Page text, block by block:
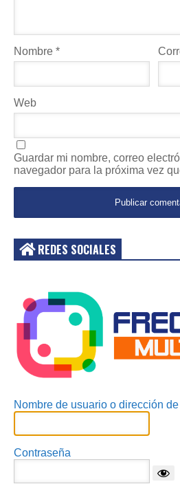
Nombre *
Web
Guardar mi nombre, correo
navegador para la próxima vez
REDES SOCIALES
Nombre de usuario o dirección
Contraseña